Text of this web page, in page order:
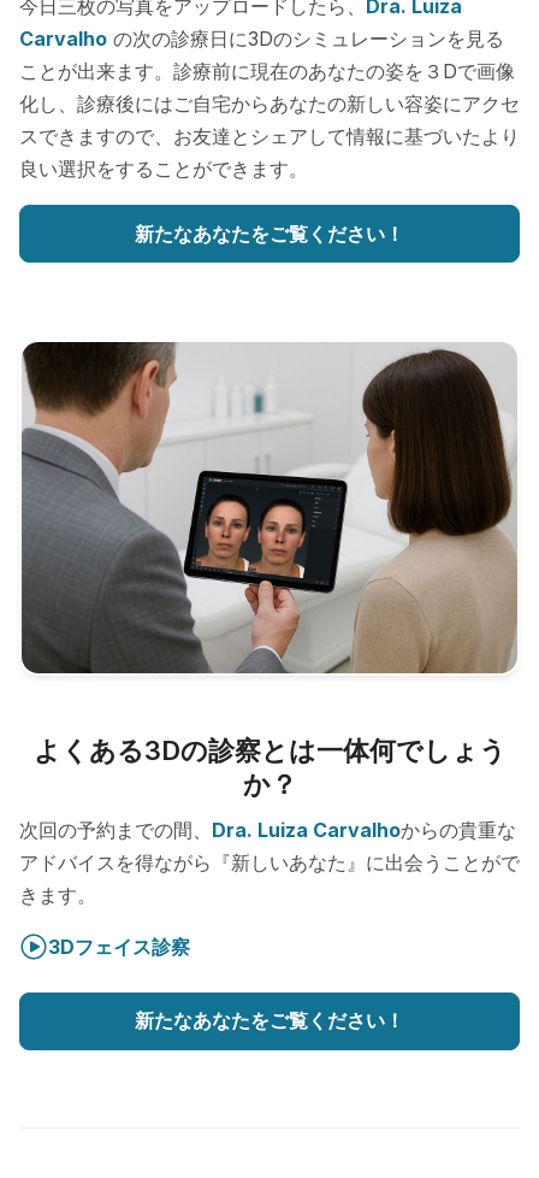
今日三枚の写真をアップロードしたら、
Dra. Luiza
Carvalho の次の診療日に3Dのシミュレーションを見る
ことが出来ます。診療前に現在のあなたの姿を３Dで画像
化し、診療後にはご自宅からあなたの新しい容姿にアクセ
スできますので、お友達とシェアして情報に基づいたより
良い選択をすることができます。
新たなあなたをご覧ください！
よくある3Dの診察とは一体何でしょう
か？
次回の予約までの間、 Dra. Luiza Carvalhoからの貴重な
アドバイスを得ながら『新しいあなた』に出会うことがで
きます。
3Dフェイス診察
新たなあなたをご覧ください！